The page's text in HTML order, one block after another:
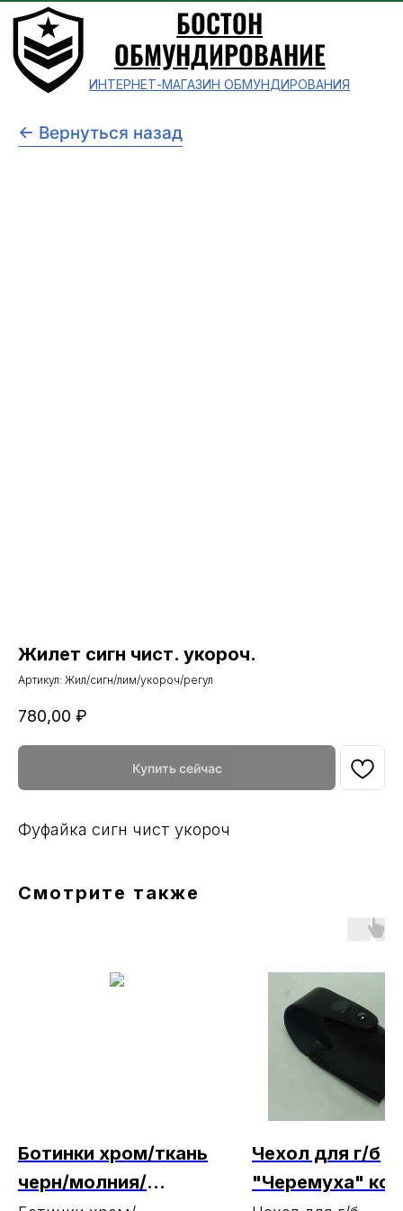
БОСТОН
ОБМУНДИРОВАНИЕ
ИНТЕРНЕТ-МАГАЗИН ОБМУНДИРОВАНИЯ
← Вернуться назад
Жилет сигн чист. укороч.
Артикул: Жил/сигн/лим/укороч/регул
780,00 ₽
Купить сейчас
Фуфайка сигн чист укороч
Смотрите также
Ботинки хром/ткань
черн/молния/
Чехол для г/б
"Черемуха"